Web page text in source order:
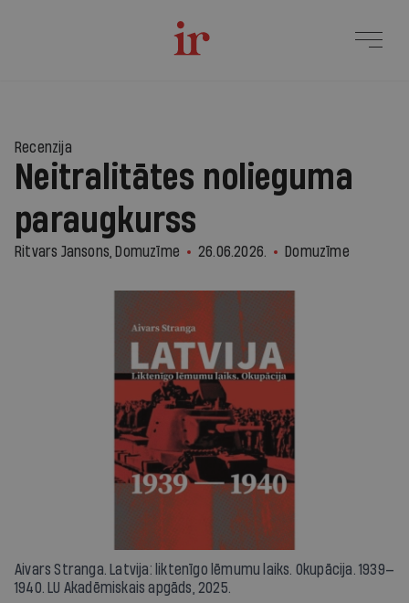
Recenzija
Neitralitātes nolieguma
paraugkurss
Ritvars Jansons, Domuzīme 26.06.2026. Domuzīme
Aivars Stranga. Latvija: liktenīgo lēmumu laiks. Okupācija. 1939—
1940. LU Akadēmiskais apgāds, 2025.